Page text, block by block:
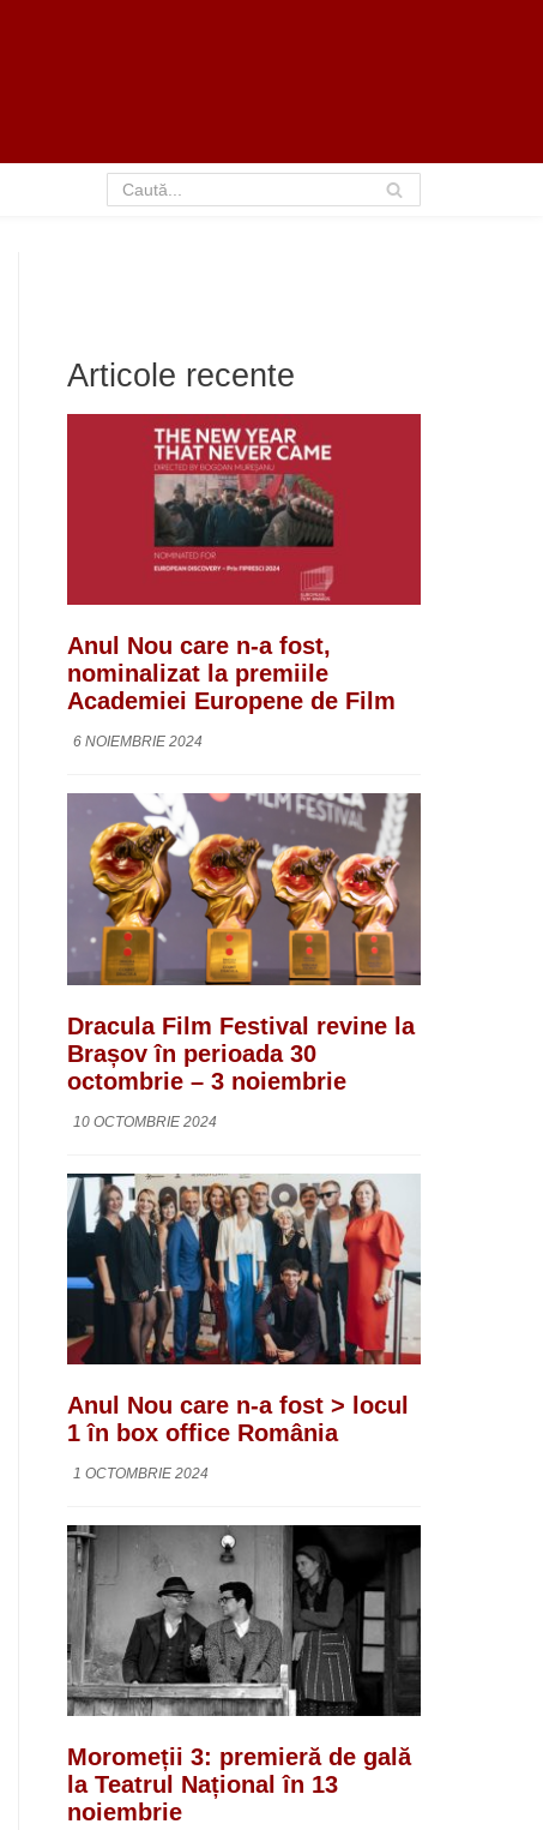
Articole recente
Anul Nou care n-a fost,
nominalizat la premiile
Academiei Europene de Film
6 NOIEMBRIE 2024
Dracula Film Festival revine la
Brașov în perioada 30
octombrie – 3 noiembrie
10 OCTOMBRIE 2024
Anul Nou care n-a fost > locul
1 în box office România
1 OCTOMBRIE 2024
Moromeții 3: premieră de gală
la Teatrul Național în 13
noiembrie